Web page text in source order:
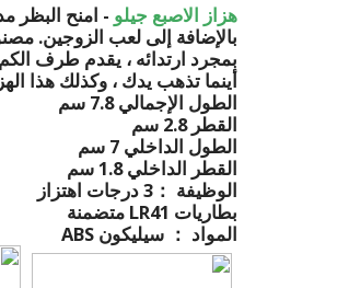
هزاز الاصبع جيلو - امنح البظر
بالإضافة إلى لعب الزوجين.
بمجرد ارتدائه ، يقدم طرف
أينما تذهب يدك ، وكذلك هذا
الطول الإجمالي 7.8 سم
القطر 2.8 سم
الطول الداخلي 7 سم
القطر الداخلي 1.8 سم
الوظيفة ：3 درجات اهتزاز
بطاريات LR41 متضمنة
المواد ： سيليكون ABS